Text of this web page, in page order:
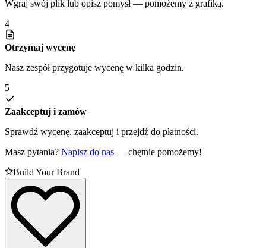
Wgraj swój plik lub opisz pomysł — pomożemy z grafiką.
4
Otrzymaj wycenę
Nasz zespół przygotuje wycenę w kilka godzin.
5
Zaakceptuj i zamów
Sprawdź wycenę, zaakceptuj i przejdź do płatności.
Masz pytania? Napisz do nas — chętnie pomożemy!
Build Your Brand